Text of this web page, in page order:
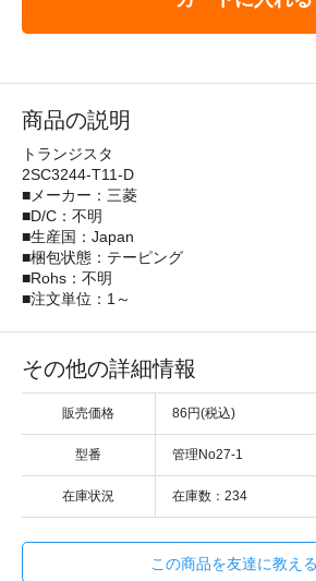
商品の説明
トランジスタ
2SC3244-T11-D
■メーカー：三菱
■D/C：不明
■生産国：Japan
■梱包状態：テーピング
■Rohs：不明
■注文単位：1～
その他の詳細情報
販売価格 86円(税込)
型番 管理No27-1
在庫状況 在庫数：234
この商品を友達に教える